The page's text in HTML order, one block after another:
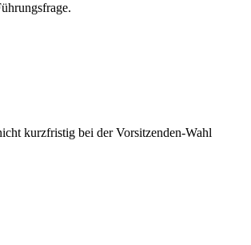
kurzfristig bei der Vorsitzenden-Wahl